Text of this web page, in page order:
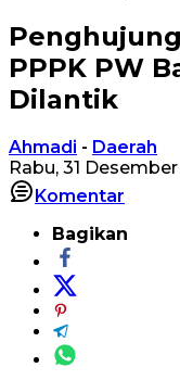
PPPK PW
Dilantik
Ahmadi - Daerah
Rabu, 31
Komentar
Bagikan